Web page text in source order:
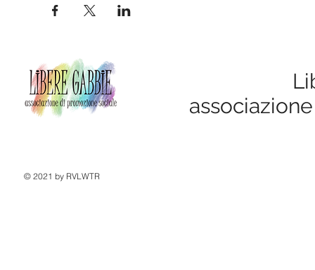
© 2021 by RVLWTR